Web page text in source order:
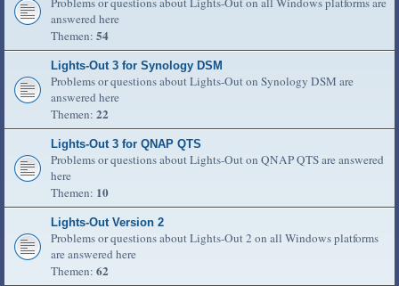
answered here
Themen: 54
Lights-Out 3 for Synology DSM
Problems or questions about Lights-Out on Synology DSM are
answered here
Themen: 22
Lights-Out 3 for QNAP QTS
Problems or questions about Lights-Out on QNAP QTS are answered
here
Themen: 10
Lights-Out Version 2
Problems or questions about Lights-Out 2 on all Windows platforms
are answered here
Themen: 62